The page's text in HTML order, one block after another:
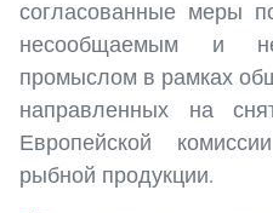
согласованные меры
несообщаемым и
промыслом в рамках
направленных на
Европейской
рыбной продукции.